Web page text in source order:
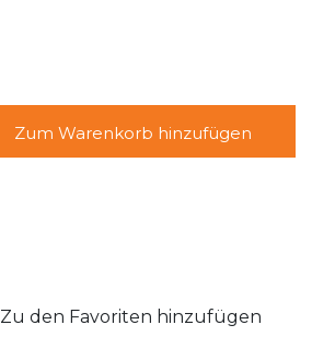
Zum Warenkorb hinzufügen
Zu den Favoriten hinzufügen